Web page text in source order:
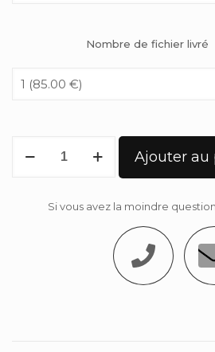
Nombre de fichier livré
Ajouter au
Si vous avez la moindre